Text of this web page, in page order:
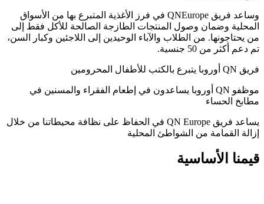
وساعد فريق QNEurope في فرز الأغذية المتبرع بها من الأسواق
المحلية وضمان وصول المنتجات الطازجة الصالحة للأكل فقط إلى
من يحتاجونها. من الطلاب والآباء الوحيدين إلى اللاجئين وكبار السن،
تم دعم أكثر من 50 جنسية.
فريق QN أوروبا يتبرع بالكتب للأطفال المحرومين
موظفو QN أوروبا يساعدون في إطعام الفقراء والمسنين في
مطابخ الحساء
يساعد فريق QN Europe في الحفاظ على نظافة محيطاتنا من خلال
إزالة القمامة من الشواطئ المحلية
قيمنا الأساسية